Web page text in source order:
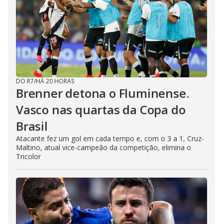
DO R7/HÁ 20 HORAS
Brenner detona o Fluminense.
Vasco nas quartas da Copa do
Brasil
Atacante fez um gol em cada tempo e, com o 3 a 1, Cruz-
Maltino, atual vice-campeão da competição, elimina o
Tricolor